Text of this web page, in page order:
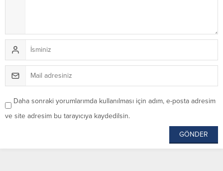
Daha sonraki yorumlarımda kullanılması için adım, e-posta adresim
ve site adresim bu tarayıcıya kaydedilsin.